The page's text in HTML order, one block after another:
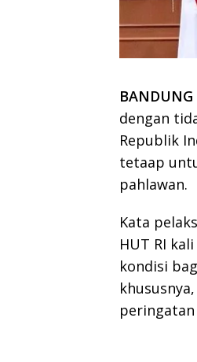
dengan
Republik
tetaap
pahlawan.
Kata
HUT RI
kondisi
peringatan